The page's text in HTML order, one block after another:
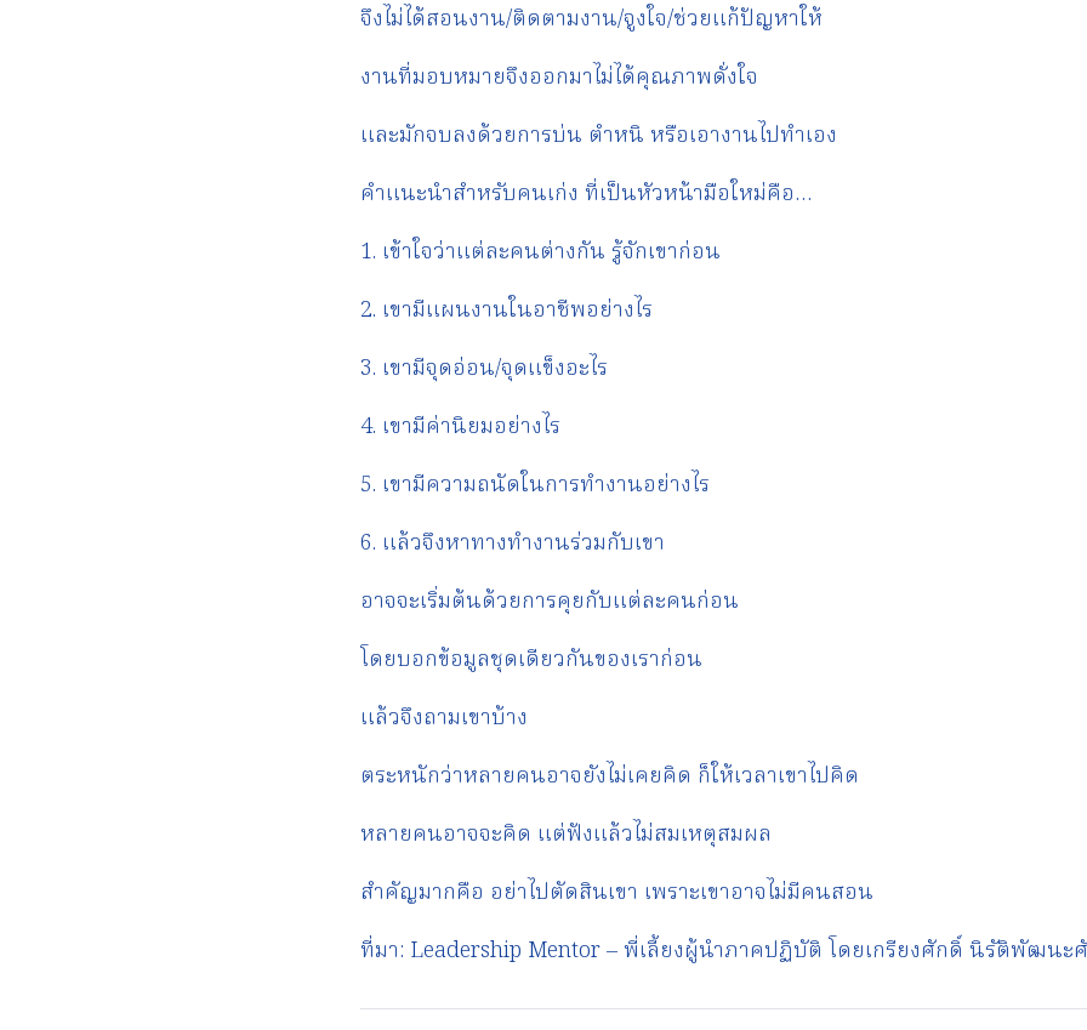
จึงไม่ได้สอนงาน/ติดตามงาน/จูงใจ/ช่วยแก้ปัญหาให้
งานที่มอบหมายจึงออกมาไม่ได้คุณภาพดั่งใจ
และมักจบลงด้วยการบ่น ตำหนิ หรือเอางานไปทำเอง
คำแนะนำสำหรับคนเก่ง ที่เป็นหัวหน้ามือใหม่คือ…
1. เข้าใจว่าแต่ละคนต่างกัน รู้จักเขาก่อน
2. เขามีแผนงานในอาชีพอย่างไร
3. เขามีจุดอ่อน/จุดแข็งอะไร
4. เขามีค่านิยมอย่างไร
5. เขามีความถนัดในการทำงานอย่างไร
6. แล้วจึงหาทางทำงานร่วมกับเขา
อาจจะเริ่มต้นด้วยการคุยกับแต่ละคนก่อน
โดยบอกข้อมูลชุดเดียวกันของเราก่อน
แล้วจึงถามเขาบ้าง
ตระหนักว่าหลายคนอาจยังไม่เคยคิด ก็ให้เวลาเขาไปคิด
หลายคนอาจจะคิด แต่ฟังแล้วไม่สมเหตุสมผล
สำคัญมากคือ อย่าไปตัดสินเขา เพราะเขาอาจไม่มีคนสอน
ที่มา: Leadership Mentor – พี่เลี้ยงผู้นำภาคปฏิบัติ โดยเกรียงศักดิ์ นิรัติพัฒนะ